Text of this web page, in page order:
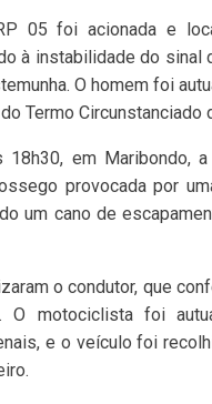
05 foi acionada e
à instabilidade do sinal
O homem foi
Termo
18h30, em Maribondo,
provocada por
um cano de
o condutor, que
O motociclista foi
e o veículo foi